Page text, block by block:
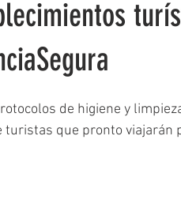
de higiene y
que pronto viajarán